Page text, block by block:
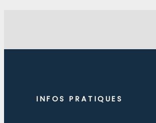
INFOS PRATIQUES